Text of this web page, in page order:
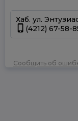
Хаб. ул.
(4212) 67-58-
Сообщить об